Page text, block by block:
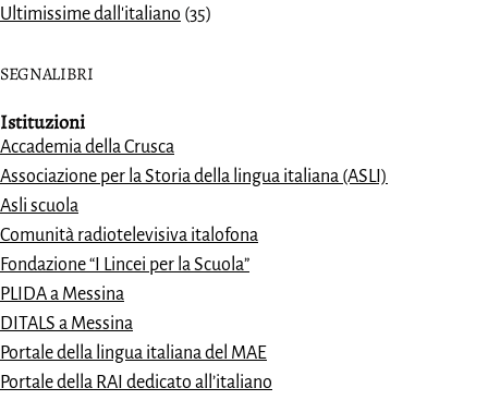
Ultimissime dall'italiano (35)
SEGNALIBRI
Istituzioni
Accademia della Crusca
Associazione per la Storia della lingua italiana (ASLI)
Asli scuola
Comunità radiotelevisiva italofona
Fondazione “I Lincei per la Scuola”
PLIDA a Messina
DITALS a Messina
Portale della lingua italiana del MAE
Portale della RAI dedicato all’italiano